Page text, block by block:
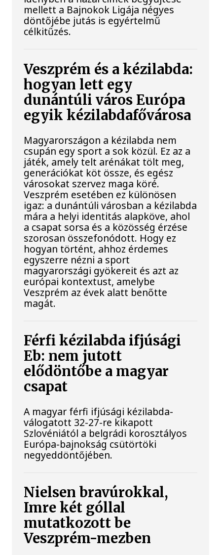
mellett a Bajnokok Ligája négyes
döntőjébe jutás is egyértelmű
célkitűzés.
Veszprém és a kézilabda:
hogyan lett egy
dunántúli város Európa
egyik kézilabdafővárosa
Magyarországon a kézilabda nem
csupán egy sport a sok közül. Ez az a
játék, amely telt arénákat tölt meg,
generációkat köt össze, és egész
városokat szervez maga köré.
Veszprém esetében ez különösen
igaz: a dunántúli városban a kézilabda
mára a helyi identitás alapköve, ahol
a csapat sorsa és a közösség érzése
szorosan összefonódott. Hogy ez
hogyan történt, ahhoz érdemes
egyszerre nézni a sport
magyarországi gyökereit és azt az
európai kontextust, amelybe
Veszprém az évek alatt benőtte
magát.
Férfi kézilabda ifjúsági
Eb: nem jutott
elődöntőbe a magyar
csapat
A magyar férfi ifjúsági kézilabda-
válogatott 32-27-re kikapott
Szlovéniától a belgrádi korosztályos
Európa-bajnokság csütörtöki
negyeddöntőjében.
Nielsen bravúrokkal,
Imre két góllal
mutatkozott be
Veszprém-mezben